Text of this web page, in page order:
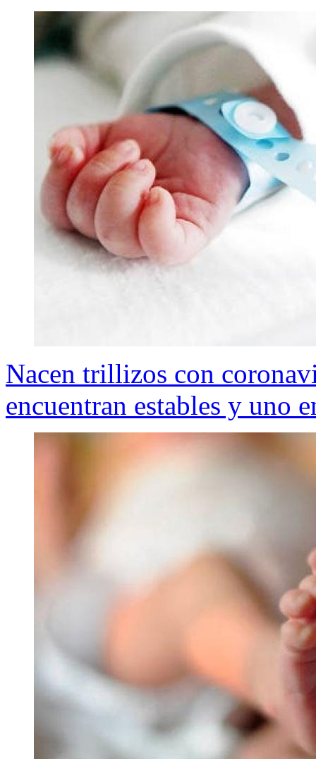
Nacen trillizos con
encuentran estables y uno